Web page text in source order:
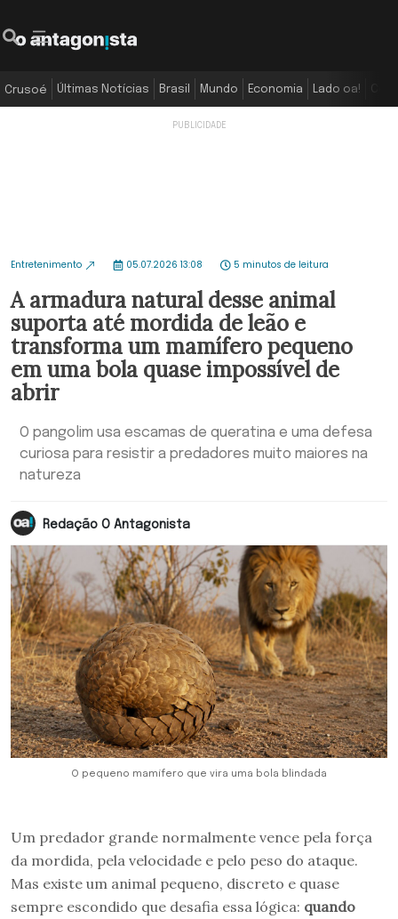
Crusoé Últimas Notícias Brasil Mundo Economia Lado oa!
Entretenimento 05.07.2026 13:08 5 minutos de leitura
A armadura natural desse animal
suporta até mordida de leão e
transforma um mamífero pequeno
em uma bola quase impossível de
abrir
O pangolim usa escamas de queratina e uma defesa
curiosa para resistir a predadores muito maiores na
natureza
Redação O Antagonista
O pequeno mamífero que vira uma bola blindada
Um predador grande normalmente vence pela força
da mordida, pela velocidade e pelo peso do ataque.
Mas existe um animal pequeno, discreto e quase
sempre escondido que desafia essa lógica: quando